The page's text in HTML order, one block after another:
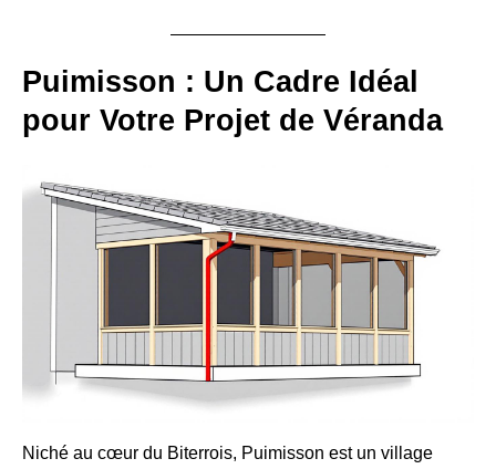
Puimisson : Un Cadre Idéal
pour Votre Projet de Véranda
Niché au cœur du Biterrois, Puimisson est un village